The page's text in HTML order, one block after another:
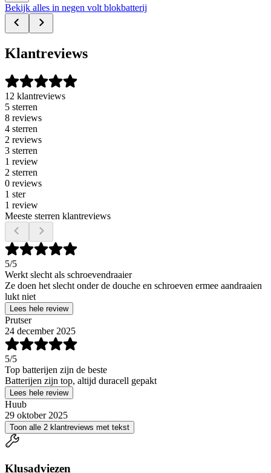
Bekijk alles in negen volt blokbatterij
Klantreviews
12 klantreviews
5 sterren
8 reviews
4 sterren
2 reviews
3 sterren
1 review
2 sterren
0 reviews
1 ster
1 review
Meeste sterren klantreviews
5/5
Werkt slecht als schroevendraaier
Ze doen het slecht onder de douche en schroeven ermee aandraaien
lukt niet
Lees hele review
Prutser
24 december 2025
5/5
Top batterijen zijn de beste
Batterijen zijn top, altijd duracell gepakt
Lees hele review
Huub
29 oktober 2025
Toon alle 2 klantreviews met tekst
Klusadviezen